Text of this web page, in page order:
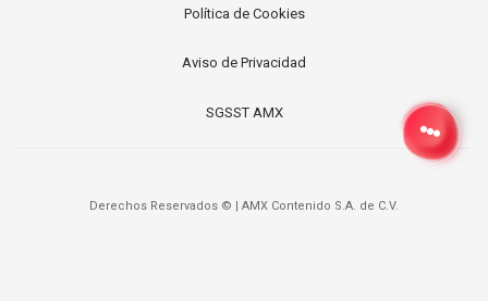
Política de Cookies
Aviso de Privacidad
SGSST AMX
Derechos Reservados © AMX Contenido S.A. de C.V.